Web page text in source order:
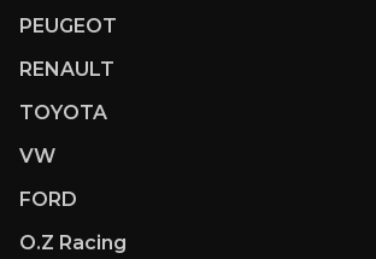
PEUGEOT
RENAULT
TOYOTA
VW
FORD
O.Z Racing